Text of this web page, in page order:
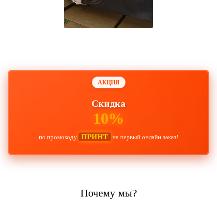
АКЦИЯ
Скидка
10%
по промокоду ПРИНТ на первый онлайн заказ!
Почему мы?